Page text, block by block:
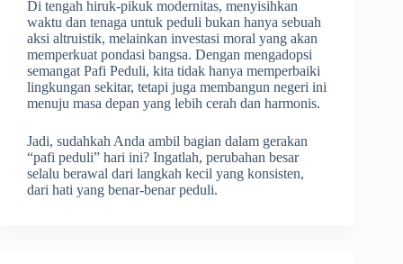
Di tengah hiruk-pikuk modernitas, menyisihkan
waktu dan tenaga untuk peduli bukan hanya sebuah
aksi altruistik, melainkan investasi moral yang akan
memperkuat pondasi bangsa. Dengan mengadopsi
semangat Pafi Peduli, kita tidak hanya memperbaiki
lingkungan sekitar, tetapi juga membangun negeri ini
menuju masa depan yang lebih cerah dan harmonis.
Jadi, sudahkah Anda ambil bagian dalam gerakan
“pafi peduli” hari ini? Ingatlah, perubahan besar
selalu berawal dari langkah kecil yang konsisten,
dari hati yang benar-benar peduli.